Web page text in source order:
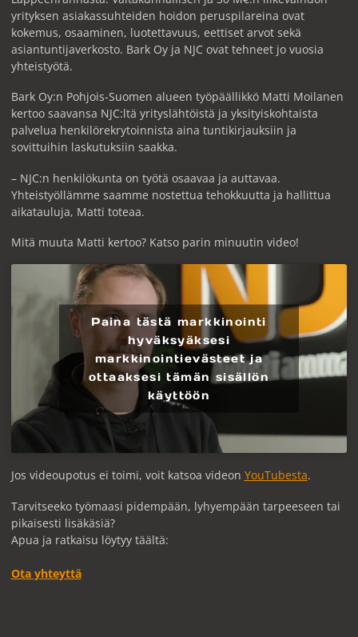
yrityksen asiakassuhteiden hoidon peruspilareina ovat
kokemus, osaaminen, luotettavuus, eettiset arvot sekä
asiantuntijaverkosto. Bark Oy ja NJC ovat tehneet jo vuosia
yhteistyötä.
Bark Oy:n Pohjois-Suomen alueen työpäällikkö Matti Moilanen
kertoo saavansa NJC:ltä yrityslähtöistä ja yksityiskohtaista
palvelua henkilörekrytoinnista aina tuntikirjauksiin ja
sovittuihin laskutuksiin saakka.
– NJC:n henkilökunta on työtä osaavaa ja auttavaa.
Yhteistyöllämme saamme nostettua tehokkuutta ja hallittua
aikatauluja, Matti toteaa.
Mitä muuta Matti kertoo? Katso parin minuutin video!
Paina tästä markkinointi
hyväksyäksesi
markkinointievästeet ja
ottaaksesi tämän sisällön
käyttöön
Jos videoupotus ei toimi, voit katsoa videon YouTubesta.
Tarvitseeko työmaasi pidempään, lyhyempään tarpeeseen tai
pikaisesti lisäkäsiä?
Apua ja ratkaisu löytyy täältä:
Ota yhteyttä